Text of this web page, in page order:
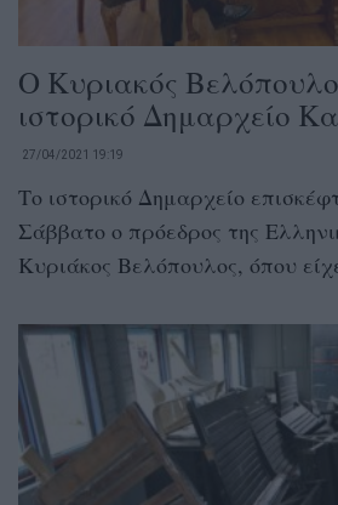
Ο Κυριακός
ιστορικό Δημαρχείο
27/04/2021 19:19
Το ιστορικό Δημαρχείο
Σάββατο ο πρόεδρος της
Κυριάκος Βελόπουλος, όπου